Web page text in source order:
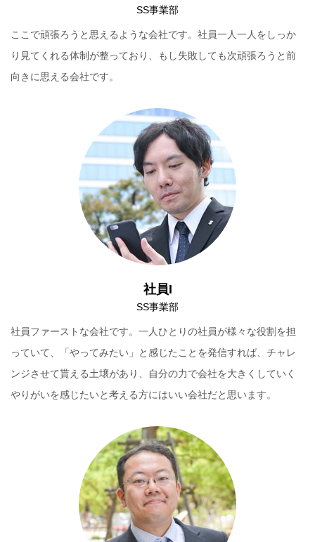
SS事業部
ここで頑張ろうと思えるような会社です。社員一人一人をしっか
り見てくれる体制が整っており、もし失敗しても次頑張ろうと前
向きに思える会社です。
社員I
SS事業部
社員ファーストな会社です。一人ひとりの社員が様々な役割を担
っていて、「やってみたい」と感じたことを発信すれば、チャレ
ンジさせて貰える土壌があり、自分の力で会社を大きくしていく
やりがいを感じたいと考える方にはいい会社だと思います。